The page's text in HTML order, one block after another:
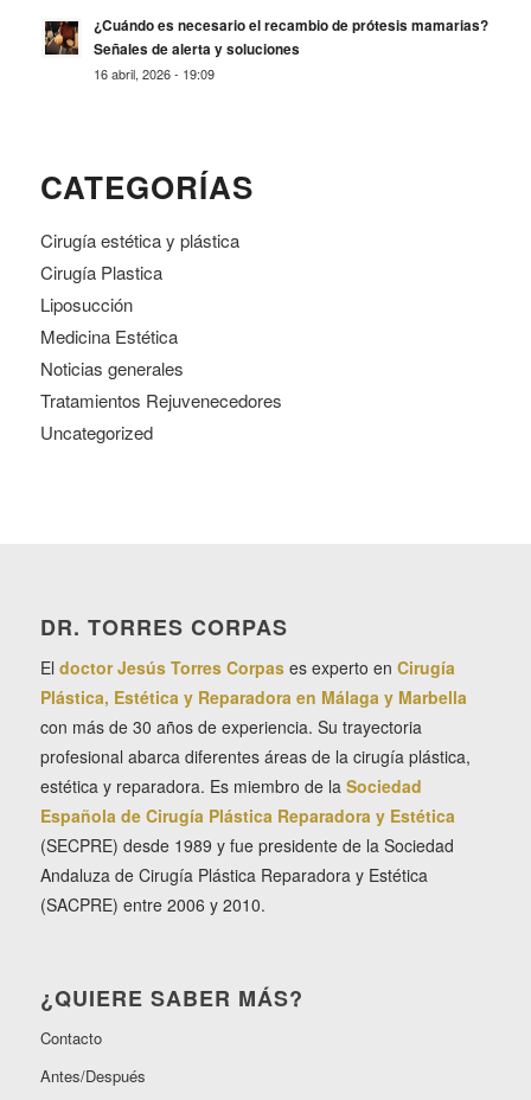
¿Cuándo es necesario el recambio de prótesis mamarias?
Señales de alerta y soluciones
16 abril, 2026 - 19:09
CATEGORÍAS
Cirugía estética y plástica
Cirugía Plastica
Liposucción
Medicina Estética
Noticias generales
Tratamientos Rejuvenecedores
Uncategorized
DR. TORRES CORPAS
El doctor Jesús Torres Corpases experto en Cirugía
Plástica, Estética y Reparadora en Málaga y Marbella
con más de 30 años de experiencia. Su trayectoria
profesional abarca diferentes áreas de la cirugía plástica,
estética y reparadora. Es miembro de la Sociedad
Española de Cirugía Plástica Reparadora y Estética
(SECPRE) desde 1989 y fue presidente de la Sociedad
Andaluza de Cirugía Plástica Reparadora y Estética
(SACPRE) entre 2006 y 2010.
¿QUIERE SABER MÁS?
Contacto
Antes/Después